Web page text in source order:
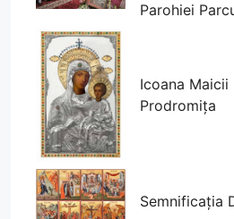
Parohiei
Icoana Maicii
Prodromița
Semnificația